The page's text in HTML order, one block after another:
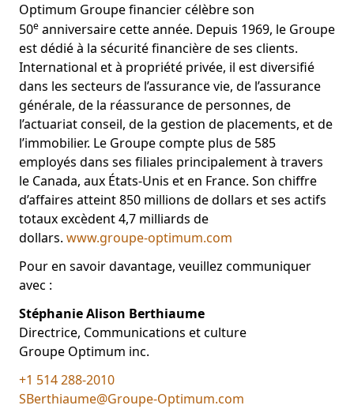
Optimum Groupe financier célèbre son
50e anniversaire cette année. Depuis 1969, le Groupe
est dédié à la sécurité financière de ses clients.
International et à propriété privée, il est diversifié
dans les secteurs de l’assurance vie, de l’assurance
générale, de la réassurance de personnes, de
l’actuariat conseil, de la gestion de placements, et de
l’immobilier. Le Groupe compte plus de 585
employés dans ses filiales principalement à travers
le Canada, aux États-Unis et en France. Son chiffre
d’affaires atteint 850 millions de dollars et ses actifs
totaux excèdent 4,7 milliards de
dollars. www.groupe-optimum.com
Pour en savoir davantage, veuillez communiquer
avec :
Stéphanie Alison Berthiaume
Directrice, Communications et culture
Groupe Optimum inc.
+1 514 288-2010
SBerthiaume@Groupe-Optimum.com